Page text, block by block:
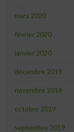
mars 2020
février 2020
janvier 2020
décembre 2019
novembre 2019
octobre 2019
septembre 2019